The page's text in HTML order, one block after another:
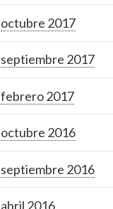
octubre 2017
septiembre 2017
febrero 2017
octubre 2016
septiembre 2016
abril 2016